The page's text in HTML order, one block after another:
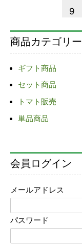
ゲ
9
商品カテゴリー
ギフト商品
セット商品
トマト販売
単品商品
会員ログイン
メールアドレス
パスワード